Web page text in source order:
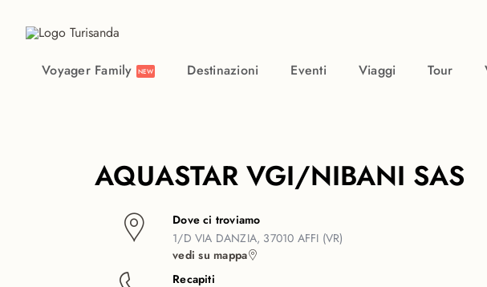
Voyager Family NEW Destinazioni Eventi Viaggi Tour
AQUASTAR VGI/NIBANI SAS
Dove ci troviamo
1/D VIA DANZIA, 37010 AFFI (VR)
vedi su mappa
Recapiti